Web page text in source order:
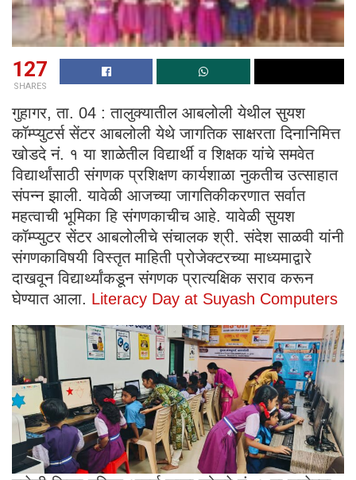
127
SHARES
गुहागर, ता. 04 : तालुक्यातील आबलोली येथील सुयश
कॉम्प्युटर्स सेंटर आबलोली येथे जागतिक साक्षरता दिनानिमित्त
खोडदे नं. १ या शाळेतील विद्यार्थी व शिक्षक यांचे समवेत
विद्यार्थांसाठी संगणक प्रशिक्षण कार्यशाळा नुकतीच उत्साहात
संपन्न झाली. यावेळी आजच्या जागतिकीकरणात सर्वात
महत्वाची भूमिका हि संगणकाचीच आहे. यावेळी सुयश
कॉम्प्युटर सेंटर आबलोलीचे संचालक श्री. संदेश साळवी यांनी
संगणकाविषयी विस्तृत माहिती प्रोजेक्टरच्या माध्यमाद्वारे
दाखवून विद्यार्थ्यांकडून संगणक प्रात्यक्षिक सराव करून
घेण्यात आला. Literacy Day at Suyash Computers